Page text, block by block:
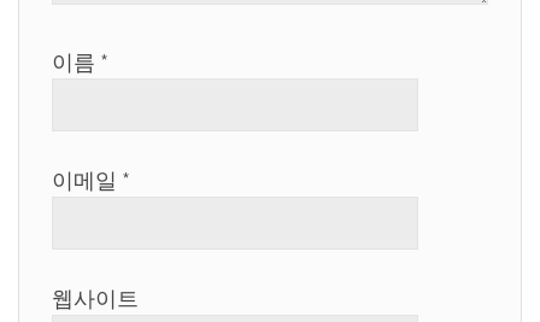
이름 *
이메일 *
웹사이트